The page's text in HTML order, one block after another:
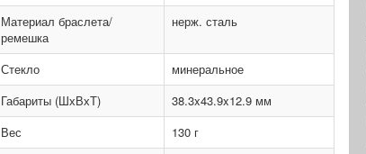
Материал браслета/
ремешка
нерж. сталь
Стекло
минеральное
Габариты (ШхВхТ)
38.3x43.9x12.9 мм
Вес
130 г